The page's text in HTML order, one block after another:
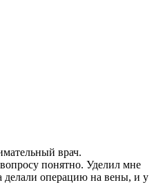
врач.
понятно. Уделил мне
операцию на вены, и у